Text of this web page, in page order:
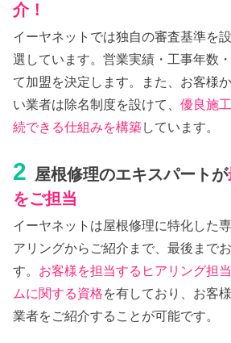
介！
イーヤネットでは独自の審査基準を
選しています。営業実績・工事年数
て加盟を決定します。また、お客様
い業者は除名制度を設けて、優良施
続できる仕組みを構築しています。
2 屋根修理のエキスパートが
をご担当
イーヤネットは屋根修理に特化した
アリングからご紹介まで、最後まで
す。 お客様を担当するヒアリング担
ムに関する資格を有しており、お客
業者をご紹介することが可能です。